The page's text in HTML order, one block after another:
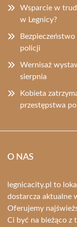
Wsparcie w
w Legnicy?
policji
Wernisaż
sierpnia
Kobieta
przestępstwa
O NAS
legnicacity.pl to
dostarcza aktualne
Oferujemy
Ci być na bieżąco z